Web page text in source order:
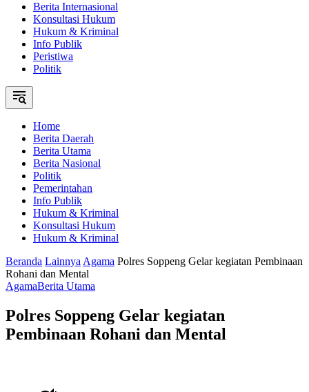
Berita Internasional
Konsultasi Hukum
Hukum & Kriminal
Info Publik
Peristiwa
Politik
Home
Berita Daerah
Berita Utama
Berita Nasional
Politik
Pemerintahan
Info Publik
Hukum & Kriminal
Konsultasi Hukum
Hukum & Kriminal
Beranda Lainnya Agama Polres Soppeng Gelar kegiatan Pembinaan
Rohani dan Mental
AgamaBerita Utama
Polres Soppeng Gelar kegiatan
Pembinaan Rohani dan Mental